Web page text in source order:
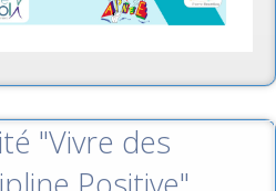
"Vivre des